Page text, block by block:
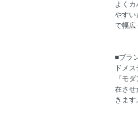
よくカ
やすい
で幅広
■ブラ
ドメ
『モ
在させ
きます